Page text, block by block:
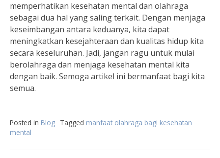
memperhatikan kesehatan mental dan olahraga
sebagai dua hal yang saling terkait. Dengan menjaga
keseimbangan antara keduanya, kita dapat
meningkatkan kesejahteraan dan kualitas hidup kita
secara keseluruhan. Jadi, jangan ragu untuk mulai
berolahraga dan menjaga kesehatan mental kita
dengan baik. Semoga artikel ini bermanfaat bagi kita
semua.
Posted in Blog Tagged manfaat olahraga bagi kesehatan
mental